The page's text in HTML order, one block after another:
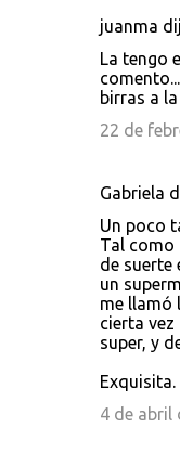
juanma
La tengo
birras a
22 de
Gabriela
Un poco
Tal como
de suerte
un
me llamó
cierta vez
super, y
4 de abril